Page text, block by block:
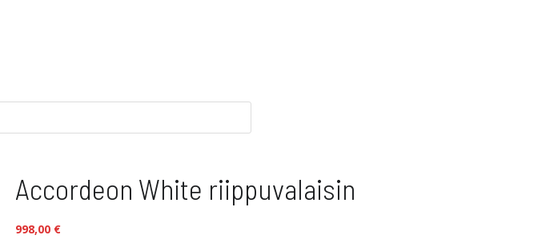
Accordeon White riippuvalaisin
998,00 €